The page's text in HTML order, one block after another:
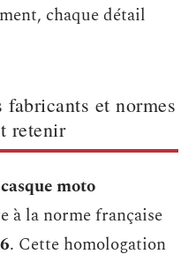
chaque détail
fabricants et normes
retenir
casque moto
à la norme française
. Cette homologation